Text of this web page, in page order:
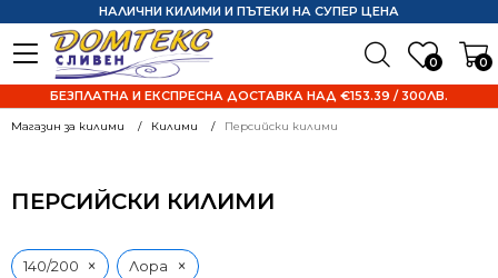
0 0
НАЛИЧНИ КИЛИМИ И ПЪТЕКИ НА СУПЕР ЦЕНА
БЕЗПЛАТНА И ЕКСПРЕСНА ДОСТАВКА НАД €153.39 / 300ЛВ.
Магазин за килими Килими Персийски килими
ПЕРСИЙСКИ КИЛИМИ
140/200 × Лора ×